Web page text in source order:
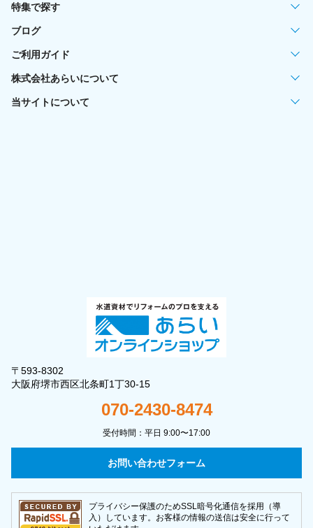
特集で探す
ブログ
ご利用ガイド
株式会社あらいについて
当サイトについて
〒593-8302
大阪府堺市西区北条町1丁30-15
070-2430-8474
受付時間：平日 9:00〜17:00
お問い合わせフォーム
プライバシー保護のためSSL暗号化通信を採用（導
入）しています。お客様の情報の送信は安全に行って